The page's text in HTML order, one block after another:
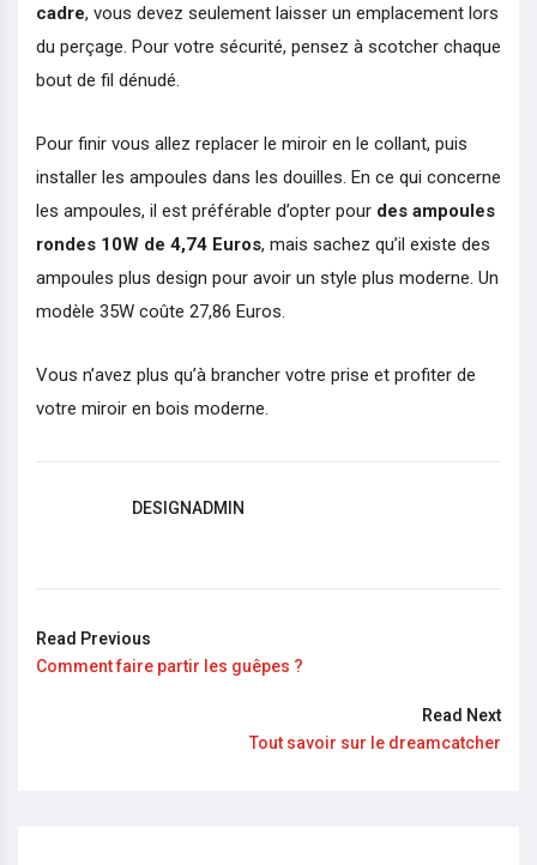
cadre, vous devez seulement laisser un emplacement lors
du perçage. Pour votre sécurité, pensez à scotcher chaque
bout de fil dénudé.
Pour finir vous allez replacer le miroir en le collant, puis
installer les ampoules dans les douilles. En ce qui concerne
les ampoules, il est préférable d’opter pour des ampoules
rondes 10W de 4,74 Euros, mais sachez qu’il existe des
ampoules plus design pour avoir un style plus moderne. Un
modèle 35W coûte 27,86 Euros.
Vous n’avez plus qu’à brancher votre prise et profiter de
votre miroir en bois moderne.
DESIGNADMIN
Read Previous
Comment faire partir les guêpes ?
Read Next
Tout savoir sur le dreamcatcher